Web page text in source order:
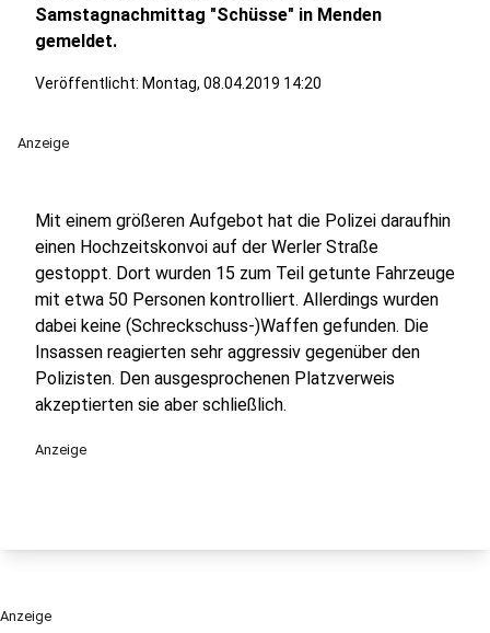
Samstagnachmittag "Schüsse" in Menden
gemeldet.
Veröffentlicht: Montag, 08.04.2019 14:20
Anzeige
Mit einem größeren Aufgebot hat die Polizei daraufhin
einen Hochzeitskonvoi auf der Werler Straße
gestoppt. Dort wurden 15 zum Teil getunte Fahrzeuge
mit etwa 50 Personen kontrolliert. Allerdings wurden
dabei keine (Schreckschuss-)Waffen gefunden. Die
Insassen reagierten sehr aggressiv gegenüber den
Polizisten. Den ausgesprochenen Platzverweis
akzeptierten sie aber schließlich.
Anzeige
Anzeige